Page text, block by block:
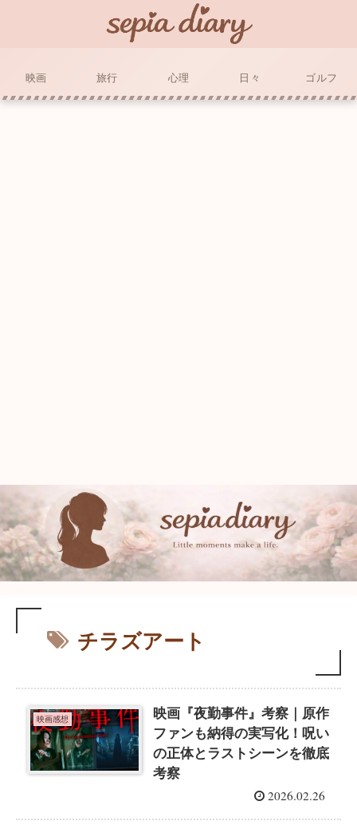
映画 旅行 心理 日々 ゴルフ
チラズアート
映画感想
映画『夜勤事件』考察｜原作
ファンも納得の実写化！呪い
の正体とラストシーンを徹底
考察
2026.02.26